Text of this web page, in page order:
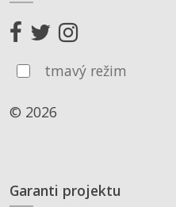
tmavý režim
© 2026
Garanti projektu